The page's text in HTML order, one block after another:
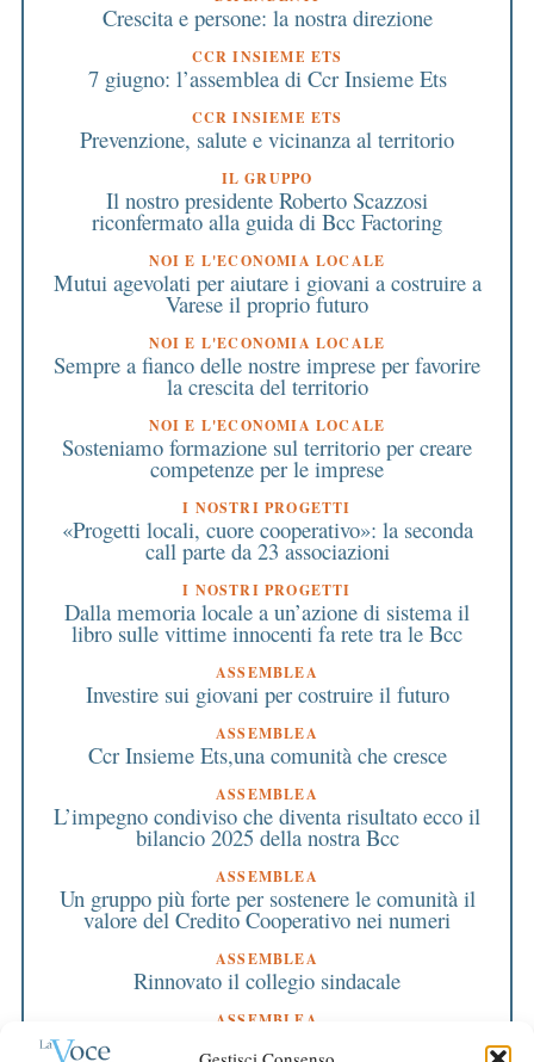
Crescita e persone: la nostra direzione
CCR INSIEME ETS
7 giugno: l’assemblea di Ccr Insieme Ets
CCR INSIEME ETS
Prevenzione, salute e vicinanza al territorio
IL GRUPPO
Il nostro presidente Roberto Scazzosi
riconfermato alla guida di Bcc Factoring
NOI E L'ECONOMIA LOCALE
Mutui agevolati per aiutare i giovani a costruire a
Varese il proprio futuro
NOI E L'ECONOMIA LOCALE
Sempre a fianco delle nostre imprese per favorire
la crescita del territorio
NOI E L'ECONOMIA LOCALE
Sosteniamo formazione sul territorio per creare
competenze per le imprese
I NOSTRI PROGETTI
«Progetti locali, cuore cooperativo»: la seconda
call parte da 23 associazioni
I NOSTRI PROGETTI
Dalla memoria locale a un’azione di sistema il
libro sulle vittime innocenti fa rete tra le Bcc
ASSEMBLEA
Investire sui giovani per costruire il futuro
ASSEMBLEA
Ccr Insieme Ets,una comunità che cresce
ASSEMBLEA
L’impegno condiviso che diventa risultato ecco il
bilancio 2025 della nostra Bcc
ASSEMBLEA
Un gruppo più forte per sostenere le comunità il
valore del Credito Cooperativo nei numeri
ASSEMBLEA
Rinnovato il collegio sindacale
ASSEMBLEA
Bilancio approvato all’unanimità e 2 milioni